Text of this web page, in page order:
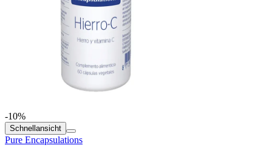
-10%
Schnellansicht
Pure Encapsulations